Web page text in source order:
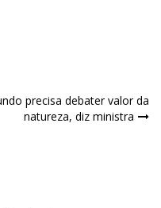
precisa debater valor da
natureza, diz ministra